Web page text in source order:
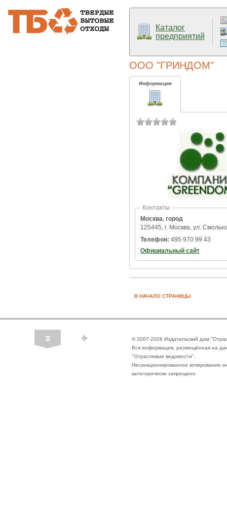
Каталог
предприятий
ООО "ГРИНДОМ"
Информация
Контакты
Москва. город
125445, г. Москва, ул.
Телефон: 495 970 99 43
Официальный сайт
В НАЧАЛО СТРАНИЦЫ
© 2007-2026 Издательский дом
Вся информация, размещённая на
"Отраслевые ведомости".
Несанкционированное копирование
категорически запрещено